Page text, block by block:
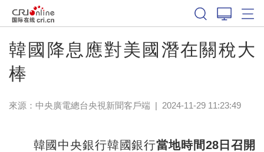
韓國降息應對美國潛在關稅大
棒
來源： 中央廣電總台央視新聞客戶端 | 2024-11-29 11:23:49
韓國中央銀行韓國銀行當地時間28日召開